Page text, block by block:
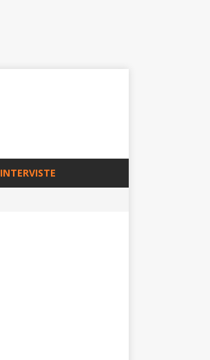
INTERVISTE